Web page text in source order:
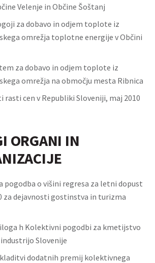
Velenje in Občine Šoštanj
za dobavo in odjem toplote iz
omrežja toplotne energije v Občini
za dobavo in odjem toplote iz
omrežja na območju mesta Ribnica
rasti cen v Republiki Sloveniji, maj 2010
ORGANI IN
pogodba o višini regresa za letni dopust
za dejavnosti gostinstva in turizma
h Kolektivni pogodbi za kmetijstvo
Slovenije
dodatnih premij kolektivnega